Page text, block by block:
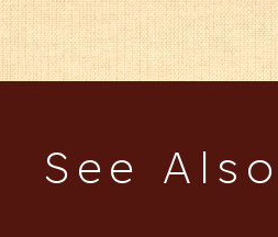
See Also